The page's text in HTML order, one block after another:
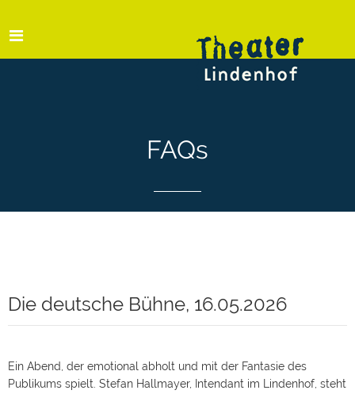
FAQs
Die deutsche Bühne, 16.05.2026
Ein Abend, der emotional abholt und mit der Fantasie des
Publikums spielt. Stefan Hallmayer, Intendant im Lindenhof, steht